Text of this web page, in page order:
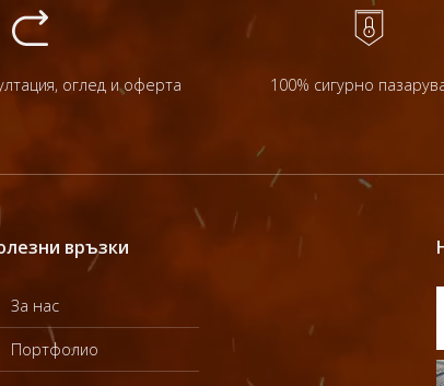
оглед и оферта 100% сигурно
връзки
За нас
Портфолио